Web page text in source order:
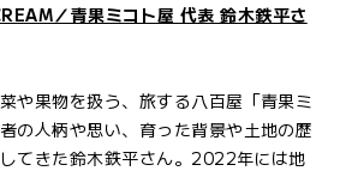
／青果ミコト屋 代表 鈴木鉄平さ
や果物を扱う、旅する八百屋「青果ミ
の人柄や思い、育った背景や土地の歴
てきた鈴木鉄平さん。2022年には地